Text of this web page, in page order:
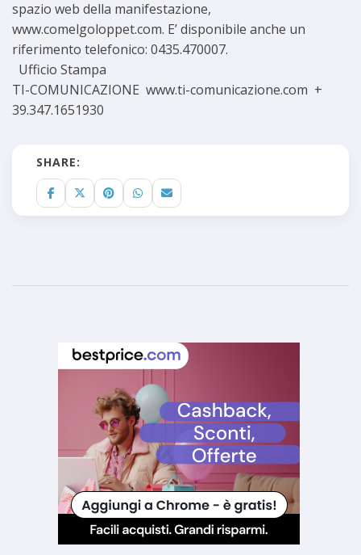
spazio web della manifestazione,
www.comelgoloppet.com. E’ disponibile anche un
riferimento telefonico: 0435.470007.
Ufficio Stampa
TI-COMUNICAZIONE www.ti-comunicazione.com +
39.347.1651930
SHARE: